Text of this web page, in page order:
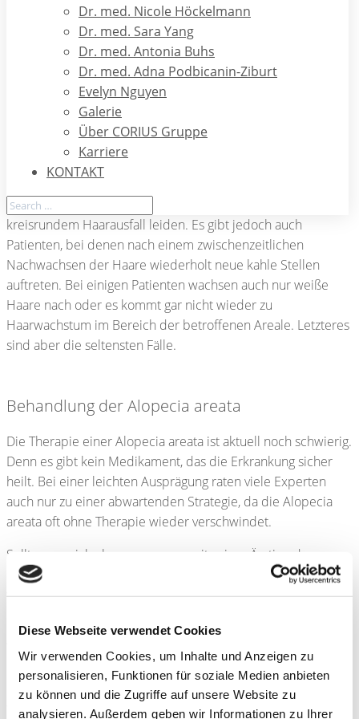
Diese Webseite verwendet Cookies
Wir verwenden Cookies, um Inhalte und Anzeigen zu
personalisieren, Funktionen für soziale Medien anbieten
zu können und die Zugriffe auf unsere Website zu
analysieren. Außerdem geben wir Informationen zu Ihrer
Dr. med. Nicole Höckelmann
Dr. med. Sara Yang
Dr. med. Antonia Buhs
Dr. med. Adna Podbicanin-Ziburt
Evelyn Nguyen
Galerie
Über CORIUS Gruppe
Karriere
KONTAKT
abgeklärt, ob es sich wirklich um die vermutete Diagnose
oder eine andere Form des Haarausfalls handelt. Außerdem
sollte mithilfe bestimmter Bluttests überprüft werden, ob
noch andere Autoimmunerkrankung, insbesondere eine
Schilddrüsenerkrankung oder ein entsprechend ausgelöster
Diabetes, vorliegen.
Bezüglich des Verlaufs der Alopecia areata ist es nur sehr
schwer, eine Prognose abzugeben. Es gibt viele Fälle, in
wieder kommen und die Patienten nie wieder unter
kreisrundem Haarausfall leiden. Es gibt jedoch auch
Patienten, bei denen nach einem zwischenzeitlichen
Nachwachsen der Haare wiederholt neue kahle Stellen
auftreten. Bei einigen Patienten wachsen auch nur weiße
Haare nach oder es kommt gar nicht wieder zu
Haarwachstum im Bereich der betroffenen Areale. Letzteres
sind aber die seltensten Fälle.
Behandlung der Alopecia areata
Die Therapie einer Alopecia areata ist aktuell noch schwierig.
Denn es gibt kein Medikament, das die Erkrankung sicher
heilt. Bei einer leichten Ausprägung raten viele Experten
auch nur zu einer abwartenden Strategie, da die Alopecia
areata oft ohne Therapie wieder verschwindet.
Sollte man sich aber zusammen mit seiner Ärztin oder
seinem Arzt für eine Therapie entscheiden, so gibt es
verschiedene Möglichkeiten, die je nach Ausprägung des
Viele Ärztinnen versuchen zunächst eine Therapie mit
sogenannten
Kortisonpräparaten
, die auf die betroffenen
Hautstellen aufgetragen oder in diese hineingespritzt
werden und teilweise sogar in Tablettenform eingenommen